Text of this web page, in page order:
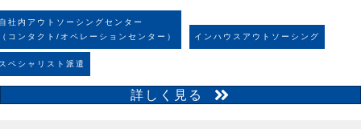
社内アウトソーシングセンター
コンタクト/オペレーションセンター）
インハウスアウトソーシング
ペシャリスト派遣
詳しく見る